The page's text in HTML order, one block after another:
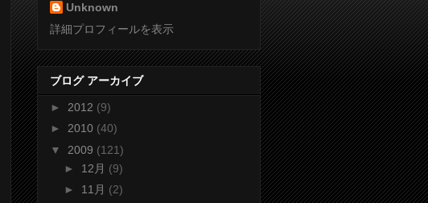
Unknown
詳細プロフィールを表示
ブログ アーカイブ
► 2012 (9)
► 2010 (40)
▼ 2009 (121)
► 12月 (9)
► 11月 (2)